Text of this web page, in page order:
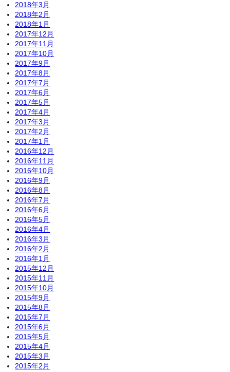
2018年3月
2018年2月
2018年1月
2017年12月
2017年11月
2017年10月
2017年9月
2017年8月
2017年7月
2017年6月
2017年5月
2017年4月
2017年3月
2017年2月
2017年1月
2016年12月
2016年11月
2016年10月
2016年9月
2016年8月
2016年7月
2016年6月
2016年5月
2016年4月
2016年3月
2016年2月
2016年1月
2015年12月
2015年11月
2015年10月
2015年9月
2015年8月
2015年7月
2015年6月
2015年5月
2015年4月
2015年3月
2015年2月